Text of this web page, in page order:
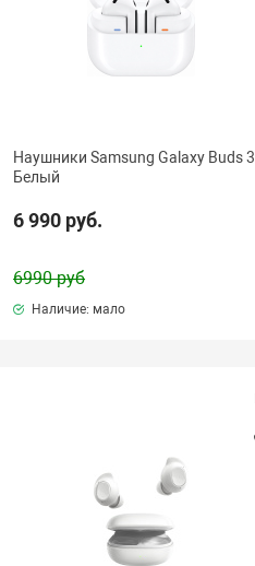
Наушники Samsung Galaxy Buds 3
Белый
6 990 руб.
6990 руб
Наличие: мало